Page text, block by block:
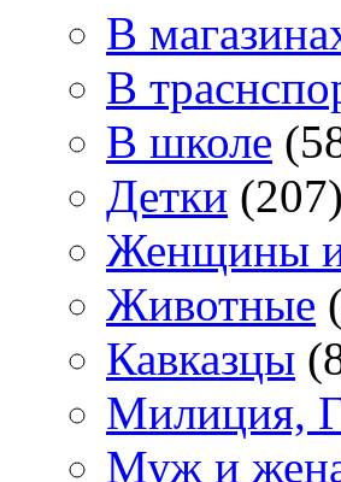
В
В
В школе
Детки (207)
Женщины
Животные
Кавказцы
Милиция,
Муж и